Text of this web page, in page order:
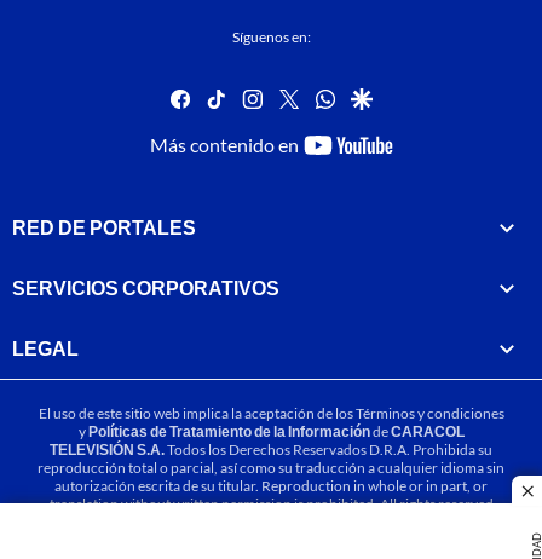
Síguenos en:
facebook
tiktok instagram
twitterwhatsapp
google
Más contenido en
youtube-
RED DE PORTALES
SERVICIOS CORPORATIVOS
LEGAL
El uso de este sitio web implica la aceptación de losTérminos y condiciones
yPolíticas de Tratamiento de la InformacióndeCARACOL
TELEVISIÓN S.A.Todos los Derechos Reservados D.R.A. Prohibida su
reproducción total o parcial, así como su traducción a cualquier idioma sin
autorización escrita de su titular. Reproduction in whole or in part, or
translation without written permission is prohibited. All rights reserved